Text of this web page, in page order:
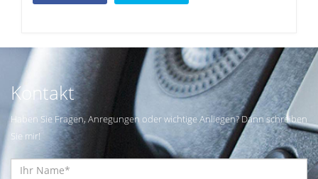
Kontakt
Haben Sie Fragen, Anregungen oder wichtige Anliegen? Dann schreiben
Sie mir!